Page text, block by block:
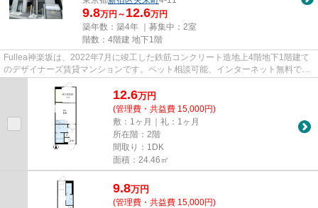
9.8万円～ 12.6万円
築年数：築4年 ｜募集中： 2室
階数：4階建 地下1階
Fullea神楽坂は、2022年7月に竣工した鉄筋コンクリート造地上4階地下1階建て
のデザイナーズ賃貸マンションです。ペット相談可能、インターネット無料でシ
ングルからDINKSにおすすめで...
12.6万円
(管理費・共益費 15,000円)
敷：1ヶ月｜礼：1ヶ月
所在階：2階
間取り：1DK
面積：24.46㎡
9.8万円
(管理費・共益費 15,000円)